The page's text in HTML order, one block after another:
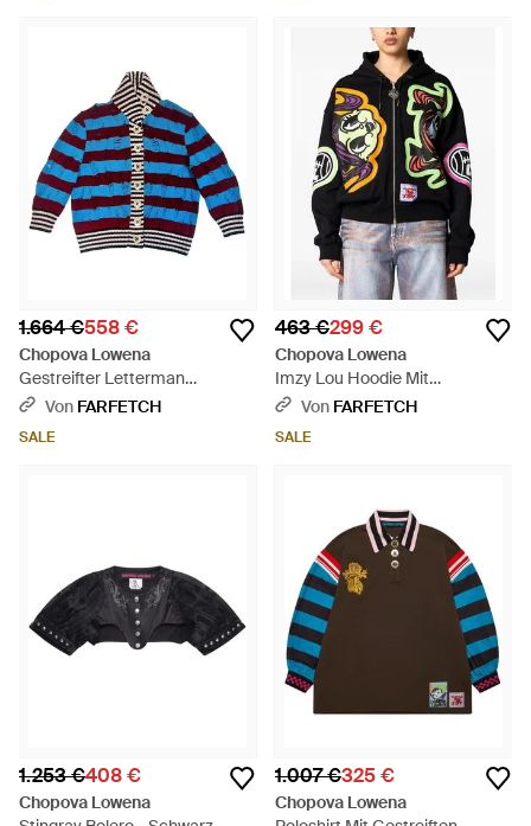
1.664 €558 €
Chopova Lowena
Gestreifter Letterman
Cardigan Im Distressed-Look -
Von FARFETCH
SALE
463 €299 €
Chopova Lowena
Imzy Lou Hoodie Mit
Grafischem Print - Schwarz
Von FARFETCH
SALE
1.253 €408 €
Chopova Lowena
1.007 €325 €
Chopova Lowena